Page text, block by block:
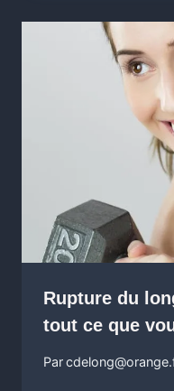
Rupture du
tout ce que
Par